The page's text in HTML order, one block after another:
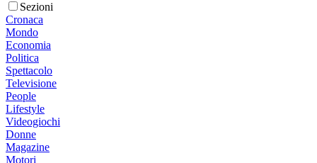
Sezioni
Cronaca
Mondo
Economia
Politica
Spettacolo
Televisione
People
Lifestyle
Videogiochi
Donne
Magazine
Motori